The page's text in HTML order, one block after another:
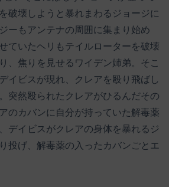
破壊しようと暴れまわるジョージに
ーもアンテナの周囲に集まり始め
ていたヘリもテイルローターを破壊
、焦りを見せるワイデン姉弟。そこ
イビスが現れ、クレアを殴り飛ばし
突然殴られたクレアがひるんだその
のカバンに自分が持っていた解毒薬
デイビスがクレアの身体を暴れるジ
投げ、解毒薬の入ったカバンごとエ